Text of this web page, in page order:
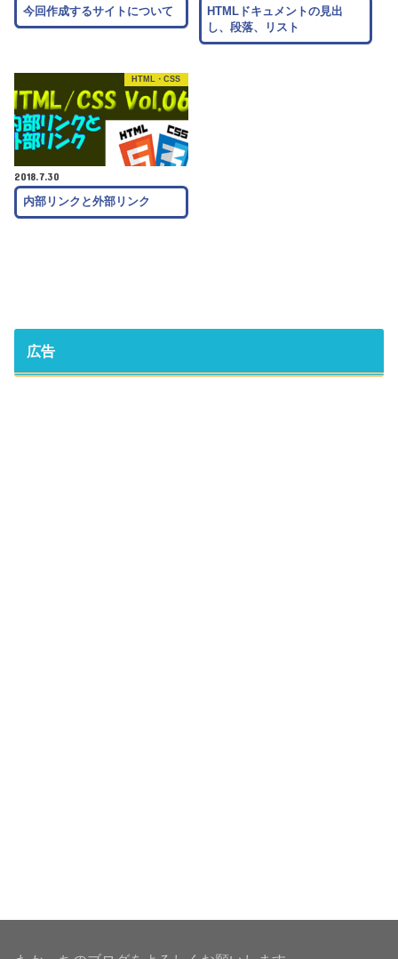
今回作成するサイトについて
HTMLドキュメントの見出
し、段落、リスト
HTML・CSS
2018.7.30
内部リンクと外部リンク
広告